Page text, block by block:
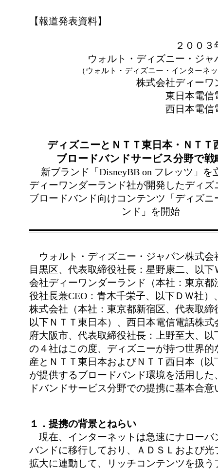
【報道発表資料】
２００
ウォルト・ディズニー・ジャ
（ウォルト・ディズニー・インターネ
株式会社ディーワ
東日本電信
西日本電信
ディズニーとＮＴＴ東日本・ＮＴＴ
ブロードバンドサービス分野で戦
新ブランド「DisneyBB on フレッツ」を
ディーワンダーランド社が開発したディズ
ブロードバンド向けコンテンツ「ディズニ
ンド」を開始
ウォルト・ディズニー・ジャパン株式会
目黒区、代表取締役社長：星野康二、以
会社ディーワンダーランド（本社：東京都
役社長兼CEO：青木千栄子、以下ＤＷ社）
株式会社（本社：東京都新宿区、代表取締
以下ＮＴＴ東日本）、西日本電信電話株
府大阪市、代表取締役社長：上野至大、以
の４社はこの度、ディズニーが持つ世界的
産とＮＴＴ東日本およびＮＴＴ西日本（以
が提供するブロードバンド環境を活用した
ドバンドサービス分野での提携に基本合
１．提携の背景とねらい
現在、インターネットは急速にナローバ
バンドに移行しており、ＡＤＳＬおよび光
拡大に連動して、リッチコンテンツを扱う